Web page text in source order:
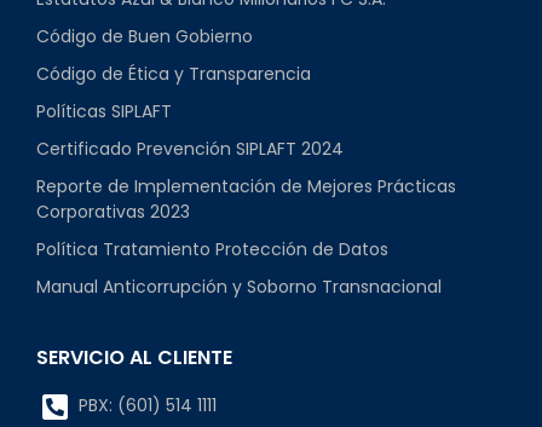
Código de Buen Gobierno
Código de Ética y Transparencia
Políticas SIPLAFT
Certificado Prevención SIPLAFT 2024
Reporte de Implementación de Mejores Prácticas
Corporativas 2023
Política Tratamiento Protección de Datos
Manual Anticorrupción y Soborno Transnacional
SERVICIO AL CLIENTE
PBX: (601) 514 1111